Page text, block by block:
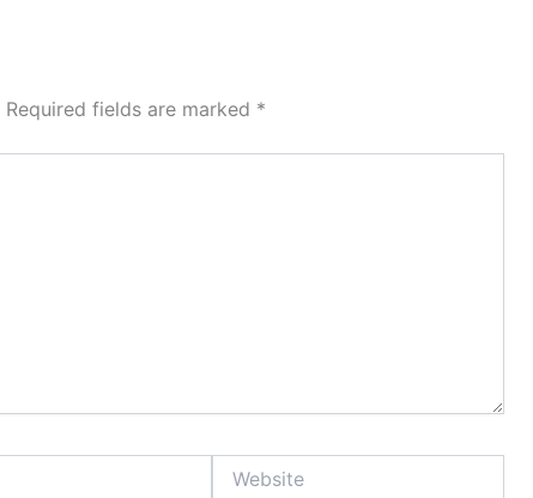
Required fields are marked *